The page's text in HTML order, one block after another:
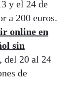
y el 24 de
a 200 euros.
online en
sin
del 20 al 24
de